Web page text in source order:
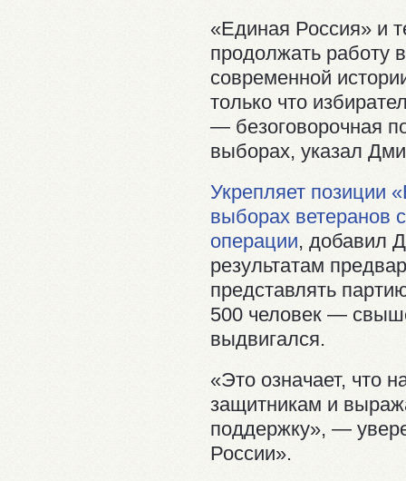
«Единая Россия» и
продолжать работу
современной
только что
— безоговорочная
выборах, указал
Укрепляет позиции
выборах ветеранов
операции, добавил
результатам
представлять
500 человек —
выдвигался.
«Это означает, что
защитникам и
поддержку», —
России».